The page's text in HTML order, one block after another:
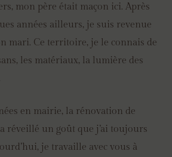
mon père était maçon ici. Après
années ailleurs, je suis revenue
mari. Ce territoire, je le connais de
les matériaux, la lumière des
en mairie, la rénovation de
réveillé un goût que j’ai toujours
je travaille avec vous à